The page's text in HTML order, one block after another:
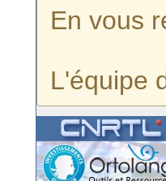
En vous
L'équipe